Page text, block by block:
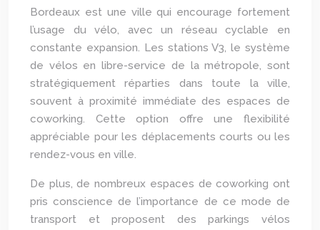
Bordeaux est une ville qui encourage fortement
l’usage du vélo, avec un réseau cyclable en
constante expansion. Les stations V3, le système
de vélos en libre-service de la métropole, sont
stratégiquement réparties dans toute la ville,
souvent à proximité immédiate des espaces de
coworking. Cette option offre une flexibilité
appréciable pour les déplacements courts ou les
rendez-vous en ville.
De plus, de nombreux espaces de coworking ont
pris conscience de l’importance de ce mode de
transport et proposent des parkings vélos